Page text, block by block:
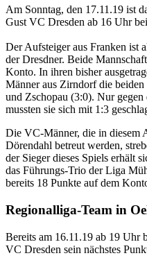
Am Sonntag, den 17.11.19 ist
Gust VC Dresden ab 16 Uhr
Der Aufsteiger aus Franken ist
der Dresdner. Beide
Konto. In ihren bisher
Männer aus Zirndorf die beiden
und Zschopau (3:0). Nur
mussten sie sich mit 1:3
Die VC-Männer, die in diesem
Dörendahl betreut werden,
der Sieger dieses Spiels erhält
das Führungs-Trio der Liga
bereits 18 Punkte auf dem
Regionalliga-Team in
Bereits am 16.11.19 ab 19 Uhr
VC Dresden sein nächstes